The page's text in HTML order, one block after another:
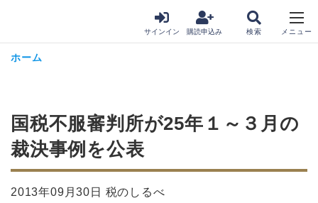
サインイン 購読申込み
ホーム
国税不服審判所が25年１～３月の
裁決事例を公表
2013年09月30日 税のしるべ